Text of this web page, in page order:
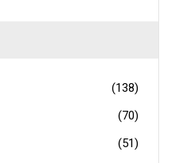
(138)
(70)
(51)